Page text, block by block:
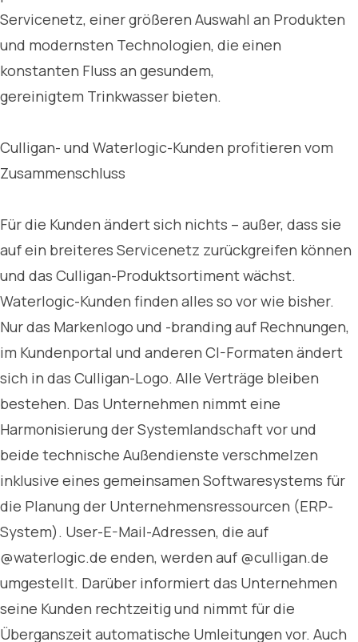
Servicenetz, einer größeren Auswahl an Produkten
und modernsten Technologien, die einen
konstanten Fluss an gesundem,
gereinigtem Trinkwasser bieten.
Culligan- und Waterlogic-Kunden profitieren vom
Zusammenschluss
Für die Kunden ändert sich nichts – außer, dass sie
auf ein breiteres Servicenetz zurückgreifen können
und das Culligan-Produktsortiment wächst.
Waterlogic-Kunden finden alles so vor wie bisher.
Nur das Markenlogo und -branding auf Rechnungen,
im Kundenportal und anderen CI-Formaten ändert
sich in das Culligan-Logo. Alle Verträge bleiben
bestehen. Das Unternehmen nimmt eine
Harmonisierung der Systemlandschaft vor und
beide technische Außendienste verschmelzen
inklusive eines gemeinsamen Softwaresystems für
die Planung der Unternehmensressourcen (ERP-
System). User-E-Mail-Adressen, die auf
@waterlogic.de enden, werden auf @culligan.de
umgestellt. Darüber informiert das Unternehmen
seine Kunden rechtzeitig und nimmt für die
Überganszeit automatische Umleitungen vor. Auch